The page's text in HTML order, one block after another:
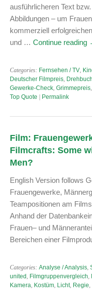
ausführlicheren Text
Abbildungen – um
kommerziell
und … Continue reading
Categories: Fernsehen / TV,
Deutscher Filmpreis, Drehbuch
Gewerke-Check, Grimmepreis,
Top Quote
Permalink
Film:
Filmcrafts: Some
Men?
English Version follows
Frauengewerke,
Teampositionen am
Anhand der
Frauen– und
Bereichen einer
Categories: Analyse / Analysis,
united , Filmgruppenvergleich,
Kamera, Kostüm, Licht, Regie,